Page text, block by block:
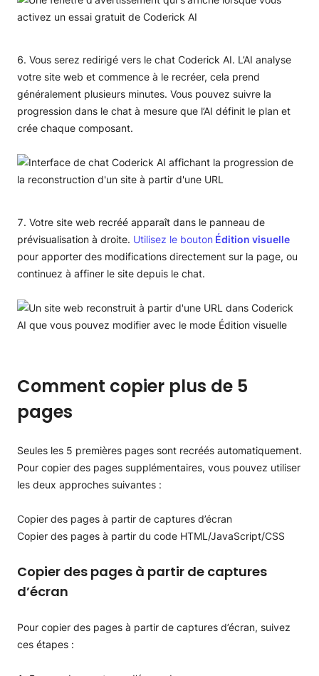
Vous serez redirigé vers le chat Coderick AI. L’AI analyse
votre site web et commence à le recréer, cela prend
généralement plusieurs minutes. Vous pouvez suivre la
progression dans le chat à mesure que l’AI définit le plan et
crée chaque composant.
Votre site web recréé apparaît dans le panneau de
prévisualisation à droite. Utilisez le bouton Édition visuelle
pour apporter des modifications directement sur la page, ou
continuez à affiner le site depuis le chat.
Comment copier plus de 5
pages
Seules les 5 premières pages sont recréés automatiquement.
Pour copier des pages supplémentaires, vous pouvez utiliser
les deux approches suivantes :
Copier des pages à partir de captures d’écran
Copier des pages à partir du code HTML/JavaScript/CSS
Copier des pages à partir de captures
d’écran
Pour copier des pages à partir de captures d’écran, suivez
ces étapes :